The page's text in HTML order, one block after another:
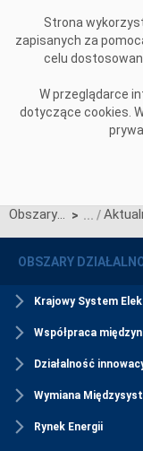
Strona
zapisanych za
celu
W przeglądarce
dotyczące cookies.
Obszary działalności >
OBSZARY
Krajowy System
Współpraca
Działalność
Wymiana
Rynek Energii